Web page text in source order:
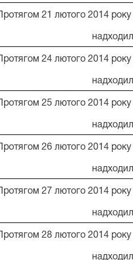
Протягом 21 лютого 2014
Протягом 24 лютого 2014
Протягом 25 лютого 2014
Протягом 26 лютого 2014
Протягом 27 лютого 2014
Протягом 28 лютого 2014